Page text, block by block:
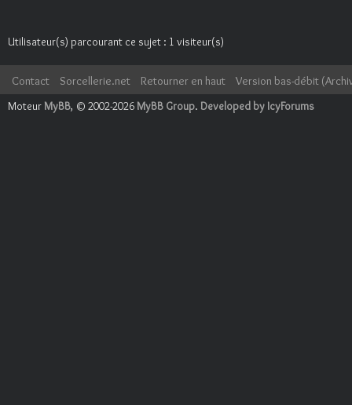
Utilisateur(s) parcourant ce sujet : 1 visiteur(s)
Contact Sorcellerie.net Retourner en haut
Version bas-débit
Moteur MyBB, © 2002-2026 MyBB Group. Developed by IcyForums